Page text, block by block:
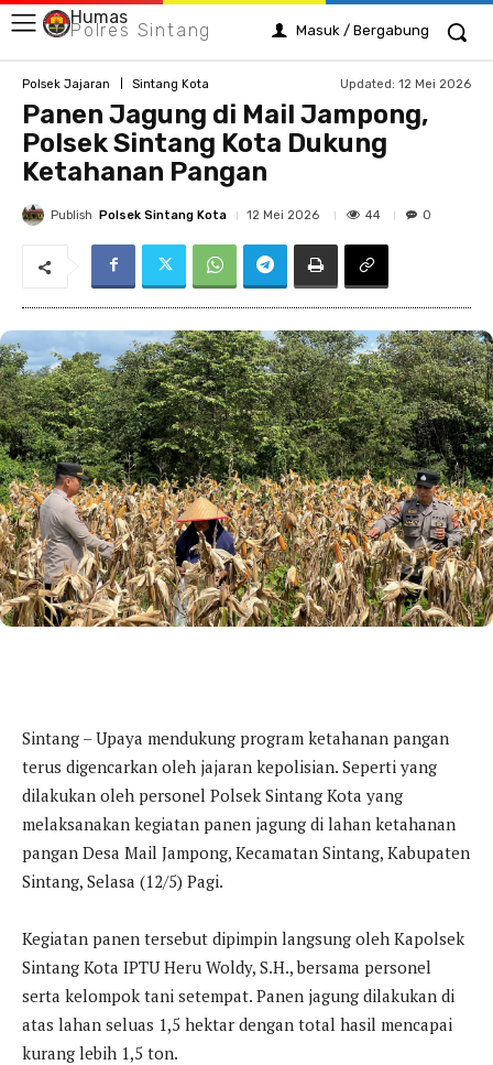
Humas
Polres Sintang Masuk / Bergabung
Polsek Jajaran Sintang Kota Updated: 12 Mei 2026
Panen Jagung di Mail Jampong,
Polsek Sintang Kota Dukung
Ketahanan Pangan
Publish Polsek Sintang Kota 12 Mei 2026 44 0
Sintang – Upaya mendukung program ketahanan pangan
terus digencarkan oleh jajaran kepolisian. Seperti yang
dilakukan oleh personel Polsek Sintang Kota yang
melaksanakan kegiatan panen jagung di lahan ketahanan
pangan Desa Mail Jampong, Kecamatan Sintang, Kabupaten
Sintang, Selasa (12/5) Pagi.
Kegiatan panen tersebut dipimpin langsung oleh Kapolsek
Sintang Kota IPTU Heru Woldy, S.H., bersama personel
serta kelompok tani setempat. Panen jagung dilakukan di
atas lahan seluas 1,5 hektar dengan total hasil mencapai
kurang lebih 1,5 ton.